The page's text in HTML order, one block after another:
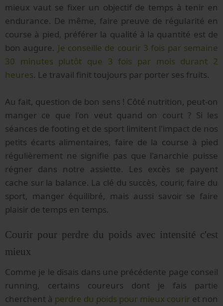
mieux vaut se fixer un objectif de temps à tenir en
endurance. De même, faire preuve de régularité en
course à pied, préférer la qualité à la quantité est de
bon augure. Je conseille de courir 3 fois par semaine
30 minutes plutôt que 3 fois par mois durant 2
heures. Le travail finit toujours par porter ses fruits.
Au fait, question de bon sens ! Côté nutrition, peut-on
manger ce que l'on veut quand on court ? Si les
séances de footing et de sport limitent l'impact de nos
petits écarts alimentaires, faire de la course à pied
régulièrement ne signifie pas que l'anarchie puisse
régner dans notre assiette. Les excès se payent
cache sur la balance. La clé du succès, courir, faire du
sport, manger équilibré, mais aussi savoir se faire
plaisir de temps en temps.
Courir pour perdre du poids avec intensité c'est
mieux
Comme je le disais dans une précédente page conseil
running, certains coureurs dont je fais partie
cherchent à perdre du poids pour mieux courir et non